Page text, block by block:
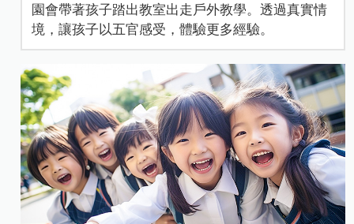
園會帶著孩子踏出教室出走戶外教學。透過真實情
境，讓孩子以五官感受，體驗更多經驗。